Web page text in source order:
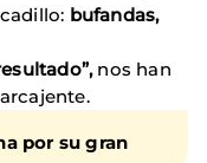
bufandas,
nos han
por su gran